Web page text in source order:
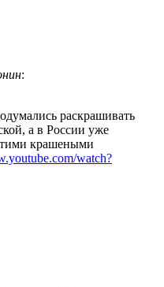
:
раскрашивать
а в России уже
крашеными
watch?